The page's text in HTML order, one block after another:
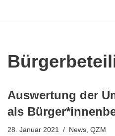
Auswertung der
als
28. Januar 2021 News, QZM